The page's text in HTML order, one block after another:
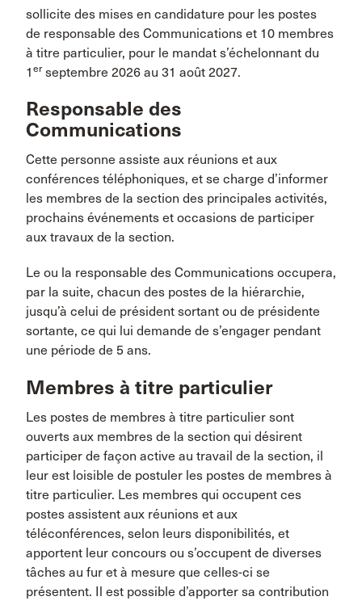
sollicite des mises en candidature pour les postes
de responsable des Communications et 10 membres
à titre particulier, pour le mandat s’échelonnant du
1 erseptembre 2026 au 31 août 2027.
Responsable des
Communications
Cette personne assiste aux réunions et aux
conférences téléphoniques, et se charge d’informer
les membres de la section des principales activités,
prochains événements et occasions de participer
aux travaux de la section.
Le ou la responsable des Communications occupera,
par la suite, chacun des postes de la hiérarchie,
jusqu’à celui de président sortant ou de présidente
sortante, ce qui lui demande de s’engager pendant
une période de 5 ans.
Membres à titre particulier
Les postes de membres à titre particulier sont
ouverts aux membres de la section qui désirent
participer de façon active au travail de la section, il
leur est loisible de postuler les postes de membres à
titre particulier. Les membres qui occupent ces
postes assistent aux réunions et aux
téléconférences, selon leurs disponibilités, et
apportent leur concours ou s’occupent de diverses
tâches au fur et à mesure que celles-ci se
présentent. Il est possible d’apporter sa contribution